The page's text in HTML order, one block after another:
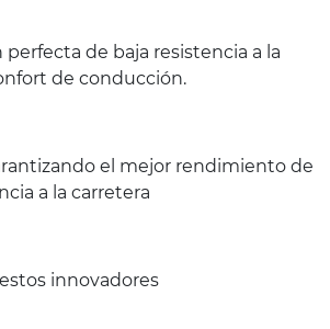
de baja resistencia a la
de conducción.
el mejor rendimiento de
a la carretera
innovadores